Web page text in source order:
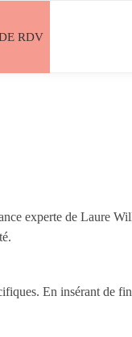
RDV
experte de Laure
En insérant de